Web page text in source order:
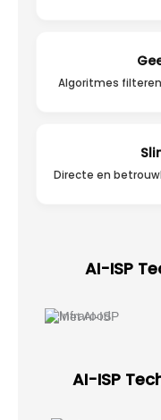
Algoritmes
Directe en
AI-ISP
AI-ISP